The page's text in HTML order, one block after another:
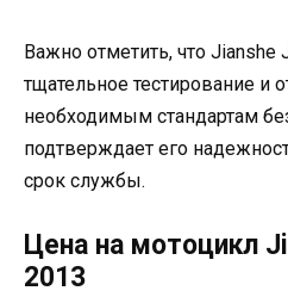
Важно отметить, что
тщательное тестирование и
необходимым стандартам
подтверждает его
срок службы.
Цена на мотоцикл
2013